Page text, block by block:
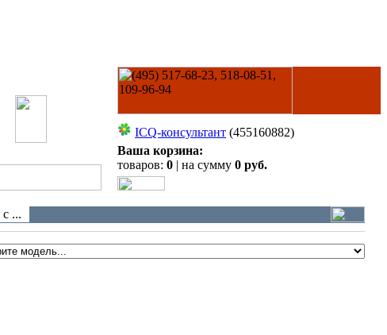
ICQ-консультант (455160882)
Ваша корзина:
товаров: 0 | на сумму 0 руб.
с ...